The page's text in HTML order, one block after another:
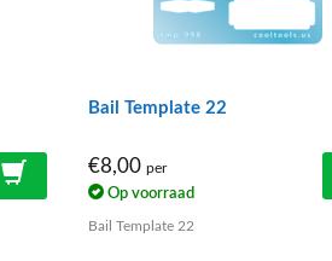
Bail Template 22
€8,00 per
Op voorraad
Bail Template 22